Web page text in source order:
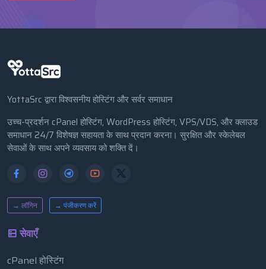
YottaSrc द्वारा विश्वसनीय होस्टिंग और सर्वर समाधान
उच्च-प्रदर्शन cPanel होस्टिंग, WordPress होस्टिंग, VPS/VDS, और क्लाउड
समाधान 24/7 विशेषज्ञ सहायता के साथ प्रदान करना। सुरक्षित और स्केलेबल
सेवाओं के साथ अपने व्यवसाय को शक्ति दें।
→ लॉगिन → पंजीकरण करें
सेवाएँ
cPanel होस्टिंग